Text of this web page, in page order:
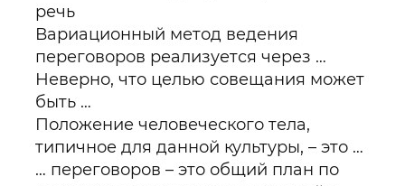
речь
Вариационный метод ведения
переговоров реализуется через …
Неверно, что целью совещания может
быть …
Положение человеческого тела,
типичное для данной культуры, – это …
… переговоров – это общий план по